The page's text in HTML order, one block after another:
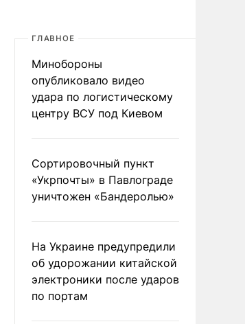
ГЛАВНОЕ
Минобороны
опубликовало видео
удара по логистическому
центру ВСУ под Киевом
Сортировочный пункт
«Укрпочты» в Павлограде
уничтожен «Бандеролью»
На Украине предупредили
об удорожании китайской
электроники после ударов
по портам